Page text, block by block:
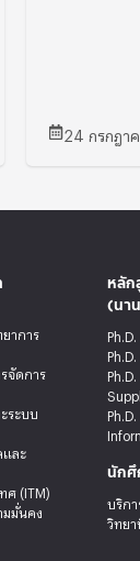
24 กรกฎา
ยาการ
จัดการ
ระบบ
และ
ศ (ITM)
มมั่นคง
หลัก
(นา
นักศึ
บริก
วิทย